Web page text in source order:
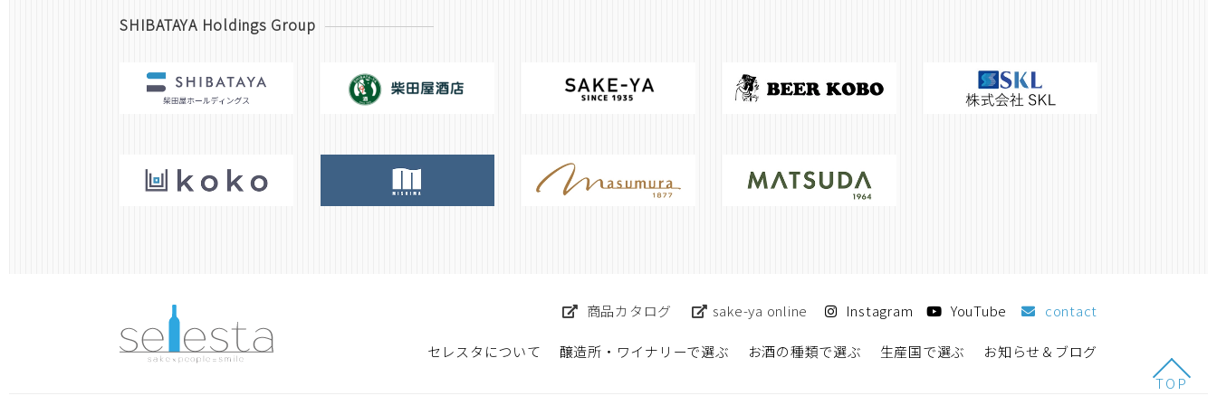
TOP
SHIBATAYA Holdings Group
セレスタについて 醸造所・ワイナリーで選ぶ お酒の種類で選ぶ 生産国で選ぶ お知らせ＆ブログ
商品カタログ sake-ya online contact
Instagram YouTube